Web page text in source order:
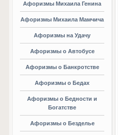
Афоризмы Михаила Генина
Афоризмы Михаила Мамчича
Афоризмы на Удачу
Афоризмы о Автобусе
Афоризмы о Банкротстве
Афоризмы о Бедах
Афоризмы о Бедности и
Богатстве
Афоризмы о Безделье